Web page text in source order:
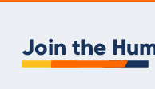
Join the